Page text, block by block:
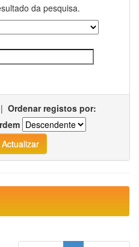
da pesquisa.
| Ordenar registos por: